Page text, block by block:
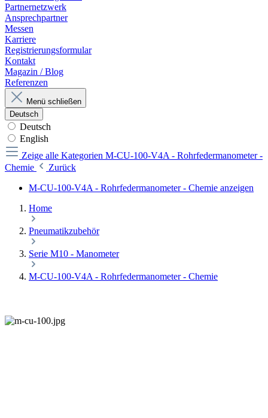
Partnernetzwerk
Ansprechpartner
Messen
Karriere
Registrierungsformular
Kontakt
Magazin / Blog
Referenzen
Menü schließen
Deutsch
Deutsch
English
Zeige alle Kategorien M-CU-100-V4A - Rohrfedermanometer -
Chemie
Zurück
M-CU-100-V4A - Rohrfedermanometer - Chemie anzeigen
Home
Pneumatikzubehör
Serie M10 - Manometer
M-CU-100-V4A - Rohrfedermanometer - Chemie